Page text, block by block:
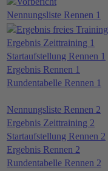
Nennungsliste Rennen 1
Ergebnis freies Training
Ergebnis Zeittraining 1
Startaufstellung Rennen 1
Ergebnis Rennen 1
Rundentabelle Rennen 1
Nennungsliste Rennen 2
Ergebnis Zeittraining 2
Startaufstellung Rennen 2
Ergebnis Rennen 2
Rundentabelle Rennen 2